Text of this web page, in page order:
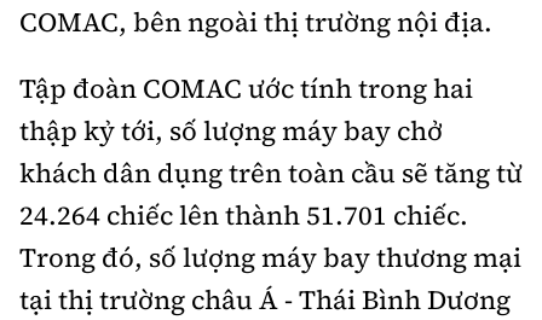
COMAC, bên ngoài thị trường nội địa.
Tập đoàn COMAC ước tính trong hai
thập kỷ tới, số lượng máy bay chở
khách dân dụng trên toàn cầu sẽ tăng từ
24.264 chiếc lên thành 51.701 chiếc.
Trong đó, số lượng máy bay thương mại
tại thị trường châu Á - Thái Bình Dương